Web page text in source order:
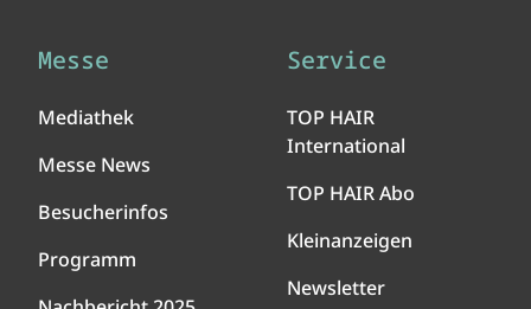
Messe
Mediathek
Messe News
Besucherinfos
Programm
Service
TOP HAIR
International
TOP HAIR Abo
Kleinanzeigen
Newsletter